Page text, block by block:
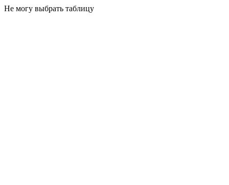
Не могу выбрать таблицу